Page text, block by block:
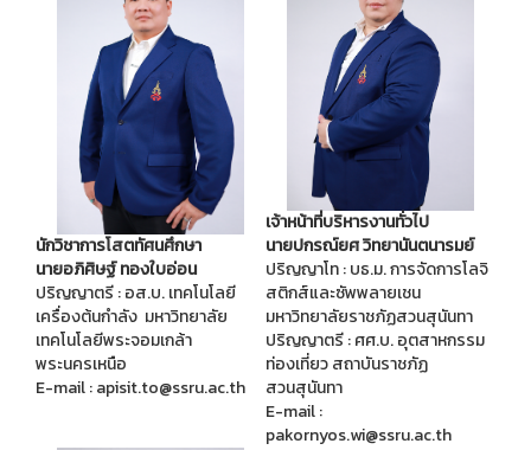
นักวิชาการโสตทัศนศึกษา
นายอภิศิษฐ์ ทองใบอ่อน
ปริญญาตรี : อส.บ. เทคโนโลยี
เครื่องต้นกำลัง มหาวิทยาลัย
เทคโนโลยีพระจอมเกล้า
พระนครเหนือ
E-mail : apisit.to@ssru.ac.th
เจ้าหน้าที่บริหารงานทั่วไป
นายปกรณ์ยศ วิทยานันตนารมย์
ปริญญาโท : บธ.ม. การจัดการโลจิ
สติกส์และซัพพลายเชน
มหาวิทยาลัยราชภัฏสวนสุนันทา
ปริญญาตรี : ศศ.บ. อุตสาหกรรม
ท่องเที่ยว สถาบันราชภัฏ
สวนสุนันทา
E-mail :
pakornyos.wi@ssru.ac.th